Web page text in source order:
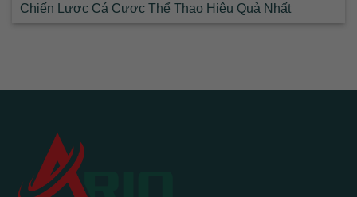
Chiến Lược Cá Cược Thể Thao Hiệu Quả Nhất